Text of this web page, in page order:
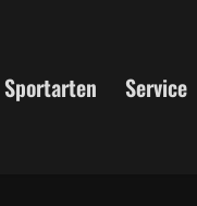
Sportarten Service